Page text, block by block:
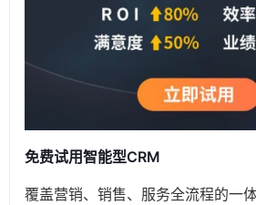
免费试用智能型CRM
覆盖营销、销售、服务全流程的一